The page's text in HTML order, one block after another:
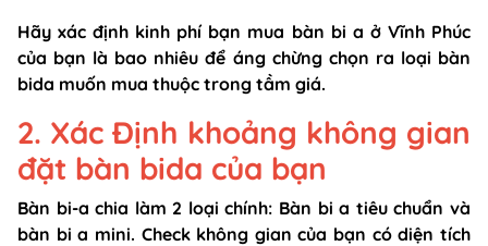
Hãy xác định kinh phí bạn mua bàn bi a ở Vĩnh Phúc
của bạn là bao nhiêu để áng chừng chọn ra loại bàn
bida muốn mua thuộc trong tầm giá.
2. Xác Định khoảng không gian
đặt bàn bida của bạn
Bàn bi-a chia làm 2 loại chính: Bàn bi a tiêu chuẩn và
bàn bi a mini. Check không gian của bạn có diện tích